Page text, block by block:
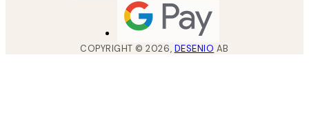
COPYRIGHT ©2026, DESENIO AB